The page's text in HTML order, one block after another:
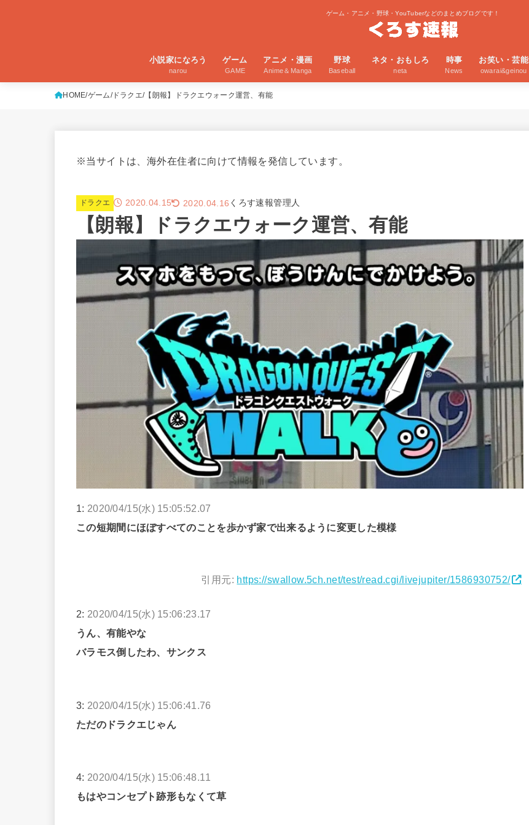
ゲーム・アニメ・野球・YouTuberなどのまとめブログです！
小説家になろう
narou
ゲーム
GAME
アニメ・漫画
Anime＆Manga
野球
Baseball
ネタ・おもしろ
neta
時事
News
お笑い・芸能
owarai&geinou
HOME ゲーム ドラクエ 【朗報】ドラクエウォーク運営、有能
※当サイトは、海外在住者に向けて情報を発信しています。
ドラクエ 2020.04.15 2020.04.16 くろす速報管理人
【朗報】ドラクエウォーク運営、有能
1: 2020/04/15(水) 15:05:52.07
この短期間にほぼすべてのことを歩かず家で出来るように変更した模様
引用元: https://swallow.5ch.net/test/read.cgi/livejupiter/1586930752/
2: 2020/04/15(水) 15:06:23.17
うん、有能やな
バラモス倒したわ、サンクス
3: 2020/04/15(水) 15:06:41.76
ただのドラクエじゃん
4: 2020/04/15(水) 15:06:48.11
もはやコンセプト跡形もなくて草